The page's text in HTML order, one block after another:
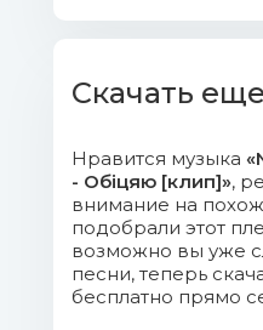
Скачать
Нравится музыка
- Обіцяю [клип]»,
внимание на
подобрали этот
возможно вы уже
песни, теперь
бесплатно прямо